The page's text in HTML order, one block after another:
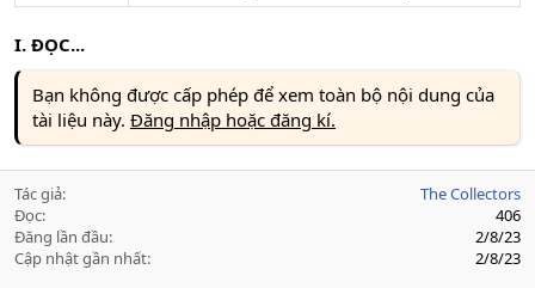
I. ĐỌC...
Bạn không được cấp phép để xem toàn bộ nội dung của
tài liệu này. Đăng nhập hoặc đăng kí.
Tác giả
The Collectors
Đọc
406
Đăng lần đầu
2/8/23
Cập nhật gần nhất
2/8/23